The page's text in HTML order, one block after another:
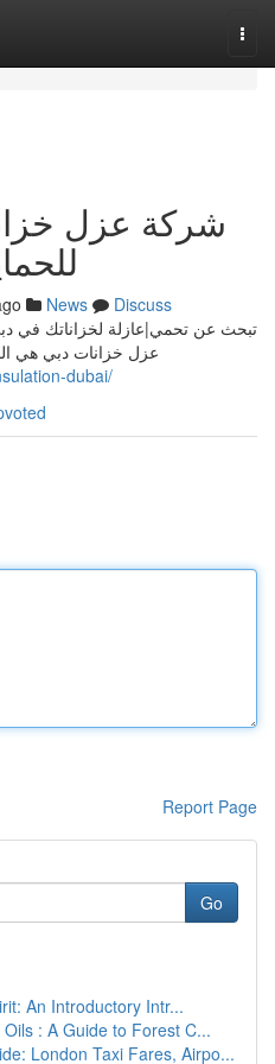
شركة عزل
News
Discuss
تبحث عن تحمي|عازلة لخزاناتك في
عزل خزانات دبي هي
dubai/
Report Page
Go
An Introductory Intr...
: A Guide to Forest C...
London Taxi Fares, Airpo...